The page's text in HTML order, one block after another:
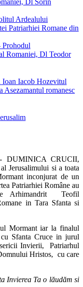
Dl Sorin
Ardealului
Patriarhiei Romane din
Romaniei, Dl Teodor
Ioan Iacob Hozevitul
Asezamantul romanesc
DUMINICA CRUCII,
Jerusalimului si a toata
inconjurat de un
Patriarhiei Române au
Arhimandrit Teofil
in Tara Sfanta si
Mormant iar la finalul
Sfanta Cruce in jurul
Invierii, Patriarhul
Hristos, cu care
Invierea Ta o lăudăm si